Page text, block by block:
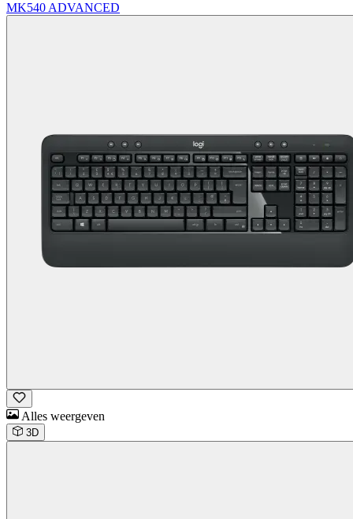
MK540 ADVANCED
Alles weergeven
3D